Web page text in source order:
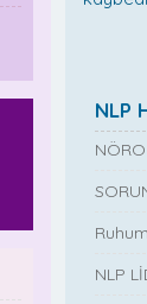
NLP
NLP